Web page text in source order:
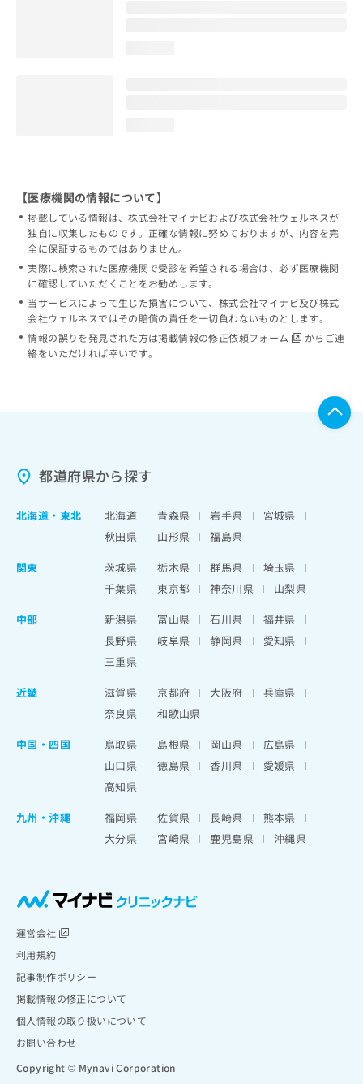
【医療機関の情報について】
掲載している情報は、株式会社マイナビおよび株式会社ウェルネスが
独自に収集したものです。正確な情報に努めておりますが、内容を完
全に保証するものではありません。
実際に検索された医療機関で受診を希望される場合は、必ず医療機関
に確認していただくことをお勧めします。
当サービスによって生じた損害について、株式会社マイナビ及び株式
会社ウェルネスではその賠償の責任を一切負わないものとします。
情報の誤りを発見された方は掲載情報の修正依頼フォーム
からご連
絡をいただければ幸いです。
都道府県から探す
北海道 ・ 東北 北海道 青森県 岩手県
宮城県
秋田県
山形県
福島県
関東
茨城県 栃木県 群馬県
埼玉県
千葉県
東京都 神奈川県
山梨県
中部
新潟県 富山県 石川県
福井県
長野県
岐阜県 静岡県
愛知県
三重県
近畿
滋賀県 京都府 大阪府
兵庫県
奈良県
和歌山県
中国・四国
鳥取県 島根県 岡山県
広島県
山口県
徳島県 香川県
愛媛県
高知県
九州・沖縄
福岡県 佐賀県 長崎県
熊本県
大分県
宮崎県 鹿児島県 沖縄県
運営会社
利用規約
記事制作ポリシー
掲載情報の修正について
個人情報の取り扱いについて
お問い合わせ
Copyright © Mynavi Corporation